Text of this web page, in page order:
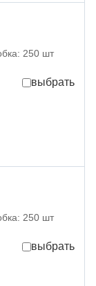
250 шт
выбрать
250 шт
выбрать